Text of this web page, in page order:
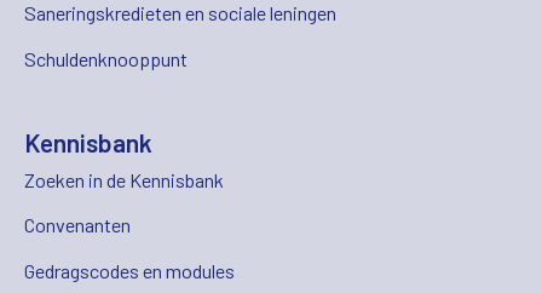
Saneringskredieten en sociale leningen
Schuldenknooppunt
Kennisbank
Zoeken in de Kennisbank
Convenanten
Gedragscodes en modules